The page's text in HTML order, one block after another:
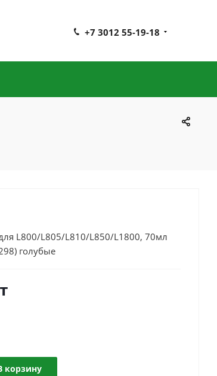
+7 3012 55-19-18
L800/L805/L810/L850/L1800, 70мл
голубые
корзину